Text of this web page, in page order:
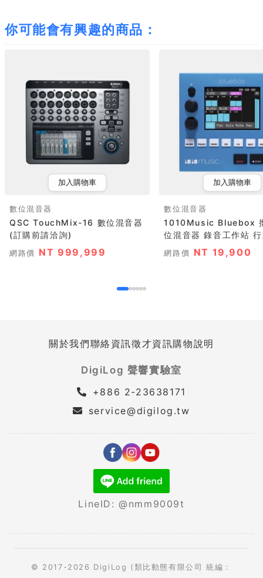
你可能會有興趣的商品：
加入購物車
數位混音器
QSC TouchMix-16 數位混音器
(訂購前請洽詢)
網路價 NT 999,999
加入購物車
數位混音器
1010Music Bluebox
位混音器 錄音工作站
網路價 NT 19,900
關於我們聯絡資訊徵才資訊購物說明
DigiLog 聲響實驗室
+886 2-23638171
service@digilog.tw
LineID: @nmm9009t
© 2017-2026 DigiLog (類比動態有限公司 統編：